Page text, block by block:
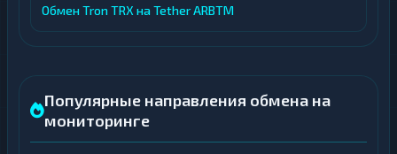
Обмен Tron TRX на Tether ARBTM
Популярные направления обмена на
мониторинге